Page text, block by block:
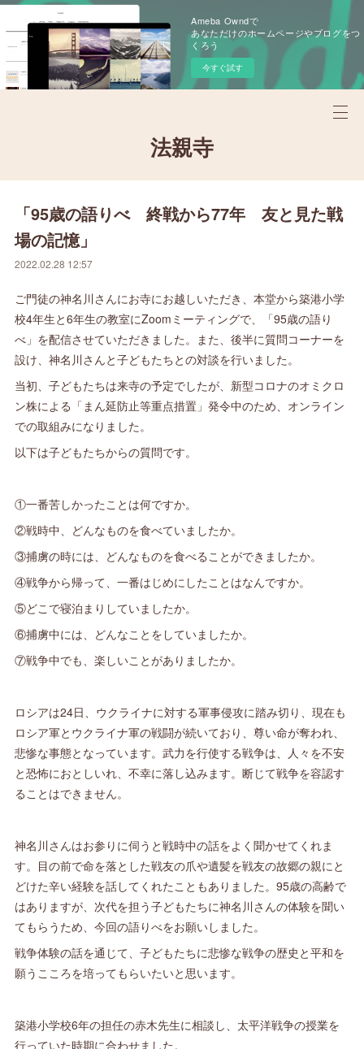
Ameba Owndで
あなただけのホームページやブログをつ
くろう
今すぐ試す
法親寺
「95歳の語りべ 終戦から77年 友と見た戦
場の記憶」
2022.02.28 12:57
ご門徒の神名川さんにお寺にお越しいただき、本堂から築港小学
校4年生と6年生の教室にZoomミーティングで、「95歳の語り
べ」を配信させていただきました。また、後半に質問コーナーを
設け、神名川さんと子どもたちとの対談を行いました。
当初、子どもたちは来寺の予定でしたが、新型コロナのオミクロ
ン株による「まん延防止等重点措置」発令中のため、オンライン
での取組みになりました。
以下は子どもたちからの質問です。
①一番苦しかったことは何ですか。
②戦時中、どんなものを食べていましたか。
③捕虜の時には、どんなものを食べることができましたか。
④戦争から帰って、一番はじめにしたことはなんですか。
⑤どこで寝泊まりしていましたか。
⑥捕虜中には、どんなことをしていましたか。
⑦戦争中でも、楽しいことがありましたか。
ロシアは24日、ウクライナに対する軍事侵攻に踏み切り、現在も
ロシア軍とウクライナ軍の戦闘が続いており、尊い命が奪われ、
悲惨な事態となっています。武力を行使する戦争は、人々を不安
と恐怖におとしいれ、不幸に落し込みます。断じて戦争を容認す
ることはできません。
神名川さんはお参りに伺うと戦時中の話をよく聞かせてくれま
す。目の前で命を落とした戦友の爪や遺髪を戦友の故郷の親にと
どけた辛い経験を話してくれたこともありました。95歳の高齢で
はありますが、次代を担う子どもたちに神名川さんの体験を聞い
てもらうため、今回の語りべをお願いしました。
戦争体験の話を通じて、子どもたちに悲惨な戦争の歴史と平和を
願うこころを培ってもらいたいと思います。
築港小学校6年の担任の赤木先生に相談し、太平洋戦争の授業を
行っていた時期に合わせました。